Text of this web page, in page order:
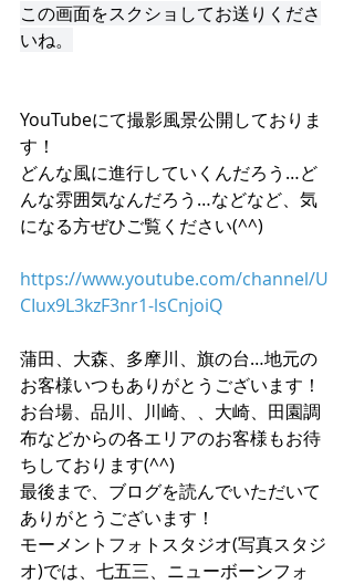
この画面をスクショしてお送りくださ
いね。
YouTubeにて撮影風景公開しておりま
す！
どんな風に進行していくんだろう…ど
んな雰囲気なんだろう…などなど、気
になる方ぜひご覧ください(^^)
https://www.youtube.com/channel/U
CIux9L3kzF3nr1-lsCnjoiQ
蒲田、大森、多摩川、旗の台…地元の
お客様いつもありがとうございます！
お台場、品川、川崎、、大崎、田園調
布などからの各エリアのお客様もお待
ちしております(^^)
最後まで、ブログを読んでいただいて
ありがとうございます！
モーメントフォトスタジオ(写真スタジ
オ)では、七五三、ニューボーンフォ